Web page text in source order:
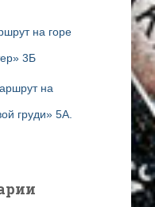
на горе
3Б
на
груди» 5А.